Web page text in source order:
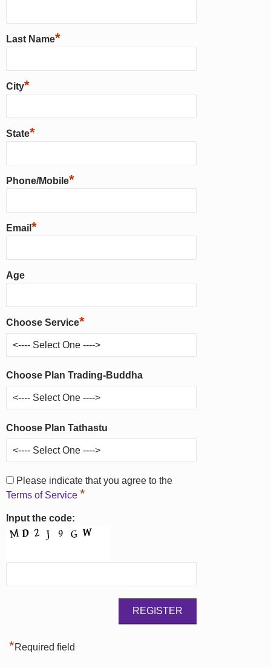
Last Name*
City*
State*
Phone/Mobile*
Email *
Age
Choose Service*
Choose Plan Trading-Buddha
Choose Plan Tathastu
Please indicate that you agree to the
Terms of Service *
Input the code:
*Required field